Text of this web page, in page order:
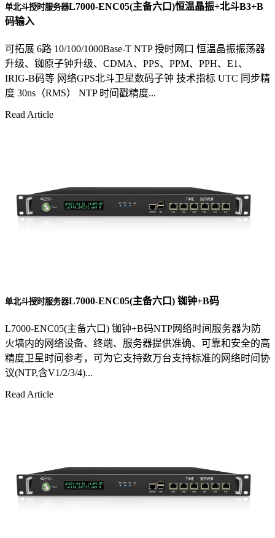
单北斗授时服务器L7000-ENC05(主备六口)恒温晶振+北斗B3+B
码输入
可拓展 6路 10/100/1000Base-T NTP 授时网口 恒温晶振振荡器
升级、铷原子钟升级、CDMA、PPS、PPM、PPH、E1、
IRIG-B码等 网络GPS北斗卫星数码子钟 技术指标 UTC 同步精
度 30ns（RMS） NTP 时间戳精度...
Read Article
单北斗授时服务器L7000-ENC05(主备六口) 铷钟+B码
L7000-ENC05(主备六口) 铷钟+B码NTP网络时间服务器为防
火墙内的网络设备、终端、服务器提供准确、可靠和安全的高
精度卫星时间参考，可为它支持数万台支持标准的网络时间协
议(NTP,含V1/2/3/4)...
Read Article